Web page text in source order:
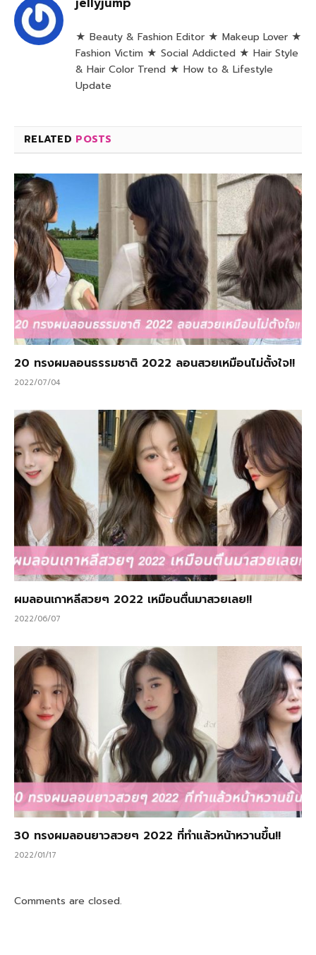
★ Beauty & Fashion Editor ★ Makeup Lover ★
Fashion Victim ★ Social Addicted ★ Hair Style
& Hair Color Trend ★ How to & Lifestyle
Update
RELATED POSTS
20 ทรงผมลอนธรรมชาติ 2022 ลอนสวยเหมือนไม่ตั้งใจ!!
2022/07/04
ผมลอนเกาหลีสวยๆ 2022 เหมือนตื่นมาสวยเลย!!
2022/06/07
30 ทรงผมลอนยาวสวยๆ 2022 ที่ทำแล้วหน้าหวานขึ้น!!
2022/01/17
Comments are closed.